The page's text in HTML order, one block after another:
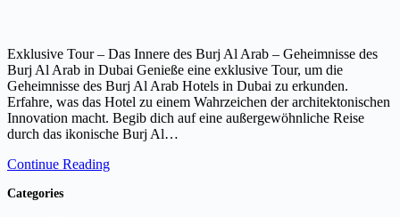
Exklusive Tour – Das Innere des Burj Al Arab – Geheimnisse des
Burj Al Arab in Dubai Genieße eine exklusive Tour, um die
Geheimnisse des Burj Al Arab Hotels in Dubai zu erkunden.
Erfahre, was das Hotel zu einem Wahrzeichen der architektonischen
Innovation macht. Begib dich auf eine außergewöhnliche Reise
durch das ikonische Burj Al…
Continue Reading
Categories